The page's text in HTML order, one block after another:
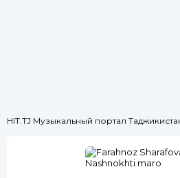
HIT.TJ Музыкальный портал